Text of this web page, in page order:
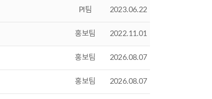
PI팀 2023.06.22
홍보팀 2022.11.01
홍보팀 2026.08.07
홍보팀 2026.08.07